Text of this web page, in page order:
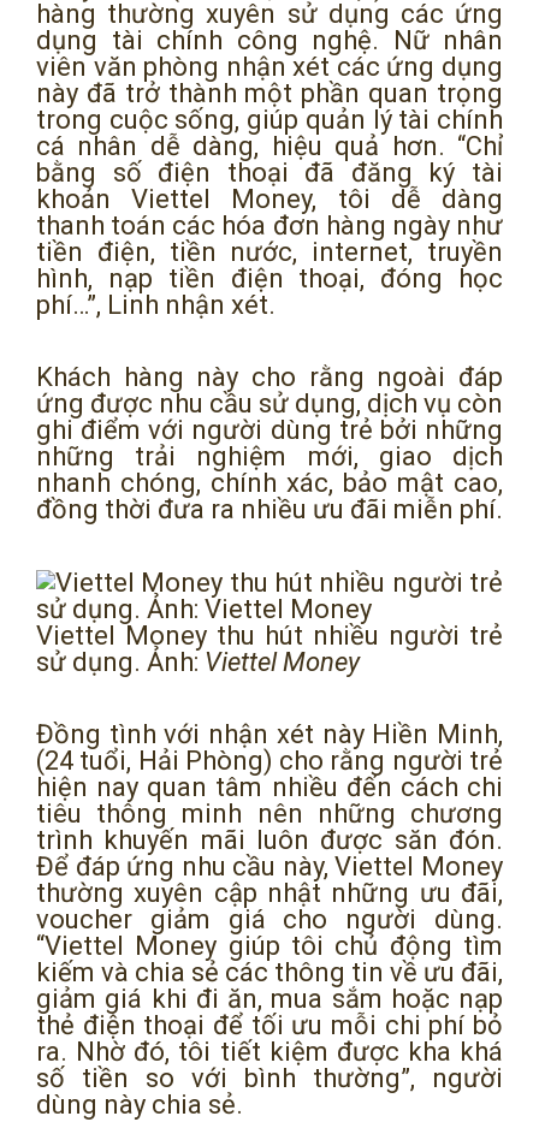
hàng thường xuyên sử dụng các ứng
dụng tài chính công nghệ. Nữ nhân
viên văn phòng nhận xét các ứng dụng
này đã trở thành một phần quan trọng
trong cuộc sống, giúp quản lý tài chính
cá nhân dễ dàng, hiệu quả hơn. “Chỉ
bằng số điện thoại đã đăng ký tài
khoản Viettel Money, tôi dễ dàng
thanh toán các hóa đơn hàng ngày như
tiền điện, tiền nước, internet, truyền
hình, nạp tiền điện thoại, đóng học
phí…”, Linh nhận xét.
Khách hàng này cho rằng ngoài đáp
ứng được nhu cầu sử dụng, dịch vụ còn
ghi điểm với người dùng trẻ bởi những
những trải nghiệm mới, giao dịch
nhanh chóng, chính xác, bảo mật cao,
đồng thời đưa ra nhiều ưu đãi miễn phí.
Viettel Money thu hút nhiều người trẻ
sử dụng. Ảnh: Viettel Money
Đồng tình với nhận xét này Hiền Minh,
(24 tuổi, Hải Phòng) cho rằng người trẻ
hiện nay quan tâm nhiều đến cách chi
tiêu thông minh nên những chương
trình khuyến mãi luôn được săn đón.
Để đáp ứng nhu cầu này, Viettel Money
thường xuyên cập nhật những ưu đãi,
voucher giảm giá cho người dùng.
“Viettel Money giúp tôi chủ động tìm
kiếm và chia sẻ các thông tin về ưu đãi,
giảm giá khi đi ăn, mua sắm hoặc nạp
thẻ điện thoại để tối ưu mỗi chi phí bỏ
ra. Nhờ đó, tôi tiết kiệm được kha khá
số tiền so với bình thường”, người
dùng này chia sẻ.